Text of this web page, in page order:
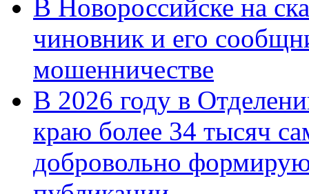
В Новороссийске на
чиновник и его
мошенничестве
В 2026 году в
краю более 34 тысяч
добровольно